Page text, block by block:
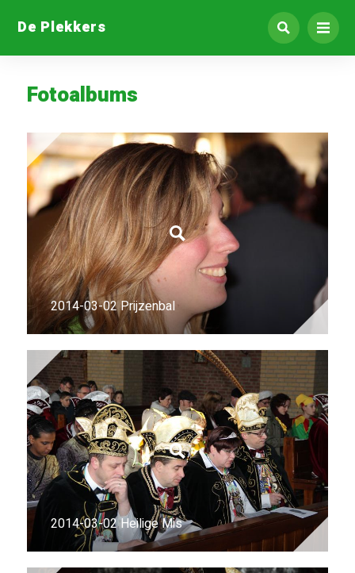
De Plekkers
Fotoalbums
2014-03-02 Prijzenbal
2014-03-02 Heilige Mis